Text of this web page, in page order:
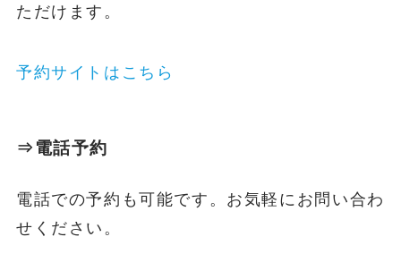
ただけます。
予約サイトはこちら
⇒電話予約
電話での予約も可能です。お気軽にお問い合わ
せください。